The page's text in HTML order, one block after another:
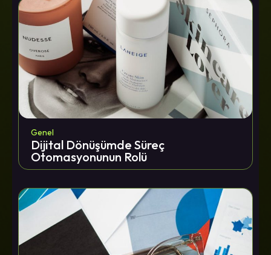
Genel
Dijital Dönüşümde Süreç
Otomasyonunun Rolü